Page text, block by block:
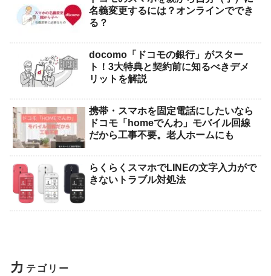
名義変更するには？オンラインででき
る？
docomo「ドコモの銀行」がスター
ト！3大特典と契約前に知るべきデメ
リットを解説
携帯・スマホを固定電話にしたいなら
ドコモ「homeでんわ」モバイル回線
だから工事不要。老人ホームにも
らくらくスマホでLINEの文字入力がで
きないトラブル対処法
カ テゴリー